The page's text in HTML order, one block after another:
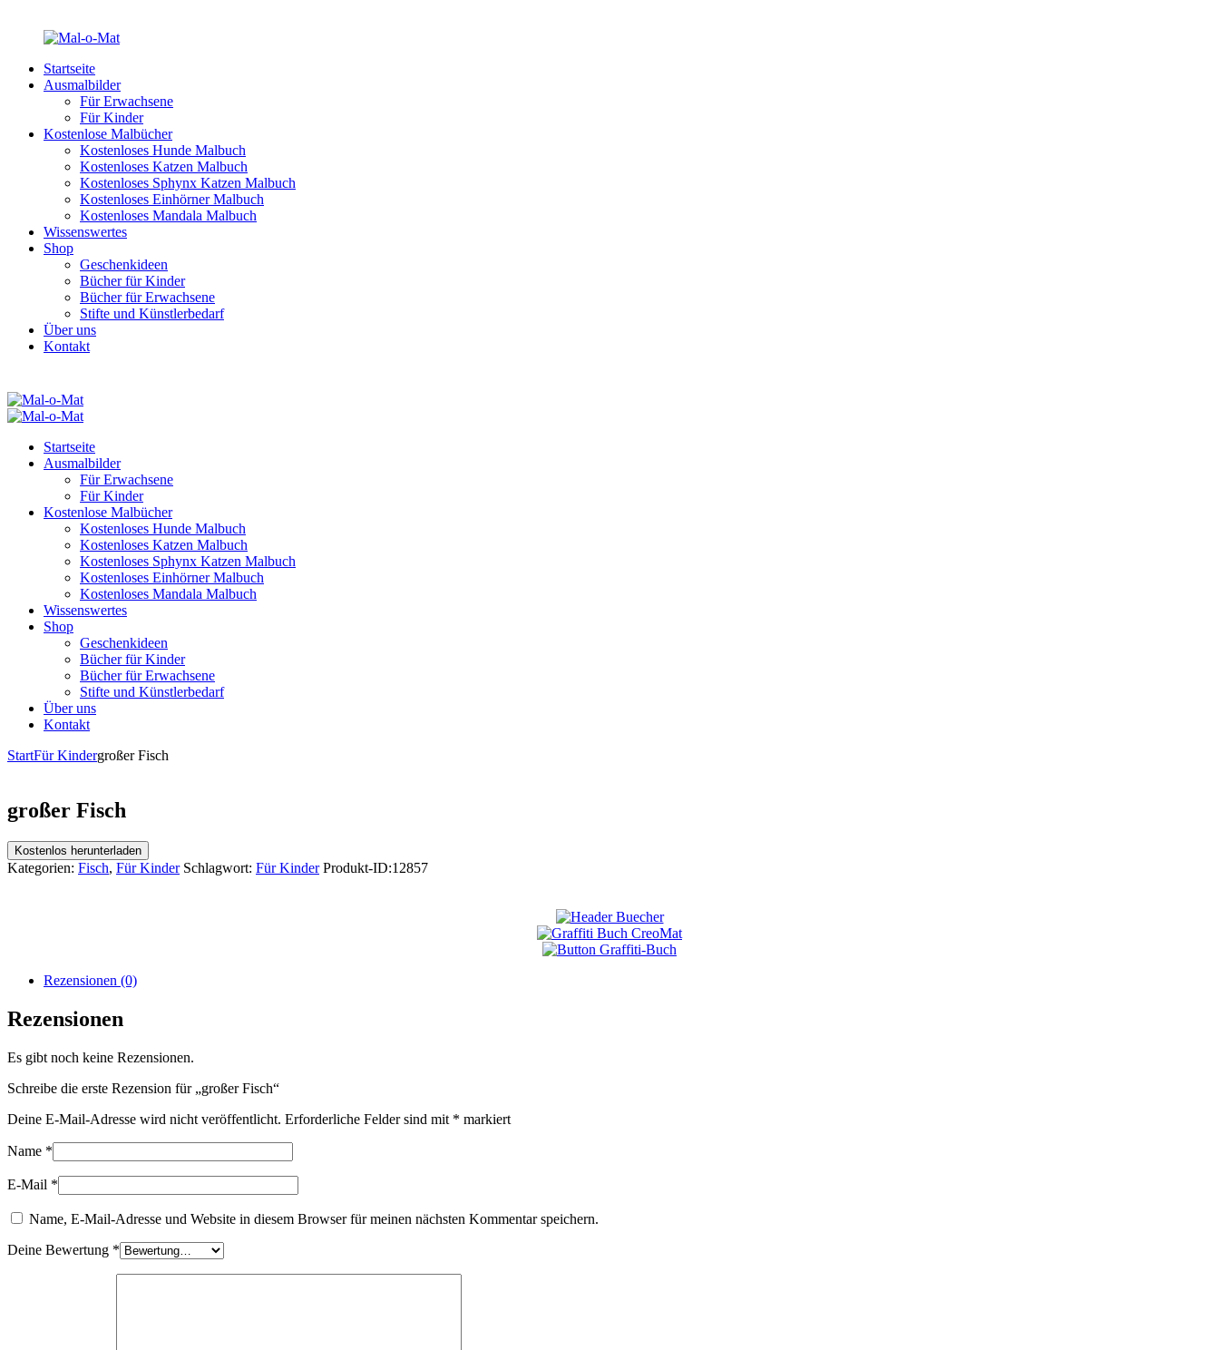
Startseite
Ausmalbilder
Für Erwachsene
Für Kinder
Kostenlose Malbücher
Kostenloses Hunde Malbuch
Kostenloses Katzen Malbuch
Kostenloses Sphynx Katzen Malbuch
Kostenloses Einhörner Malbuch
Kostenloses Mandala Malbuch
Wissenswertes
Shop
Geschenkideen
Bücher für Kinder
Bücher für Erwachsene
Stifte und Künstlerbedarf
Über uns
Kontakt
Startseite
Ausmalbilder
Für Erwachsene
Für Kinder
Kostenlose Malbücher
Kostenloses Hunde Malbuch
Kostenloses Katzen Malbuch
Kostenloses Sphynx Katzen Malbuch
Kostenloses Einhörner Malbuch
Kostenloses Mandala Malbuch
Wissenswertes
Shop
Geschenkideen
Bücher für Kinder
Bücher für Erwachsene
Stifte und Künstlerbedarf
Über uns
Kontakt
StartFür Kindergroßer Fisch
großer Fisch
Kostenlos herunterladen
Kategorien: Fisch, Für Kinder Schlagwort: Für Kinder Produkt-ID:12857
Rezensionen (0)
Rezensionen
Es gibt noch keine Rezensionen.
Schreibe die erste Rezension für „großer Fisch“
Deine E-Mail-Adresse wird nicht veröffentlicht. Erforderliche Felder sind mit * markiert
Name *
E-Mail *
Name, E-Mail-Adresse und Website in diesem Browser für meinen nächsten Kommentar speichern.
Deine Bewertung *